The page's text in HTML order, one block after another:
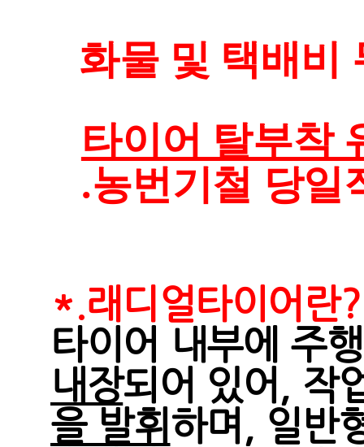
화물 및 택배비
타이어 탈부착
.농번기철 당일
*.래디얼타이어란?
타이어 내부에 주
내장되어 있어, 작
을 발휘 하며, 일반